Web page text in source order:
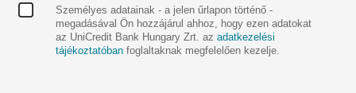
Személyes adatainak - a jelen űrlapon történő -
megadásával Ön hozzájárul ahhoz, hogy ezen adatokat
az UniCredit Bank Hungary Zrt. az adatkezelési
tájékoztatóban foglaltaknak megfelelően kezelje.